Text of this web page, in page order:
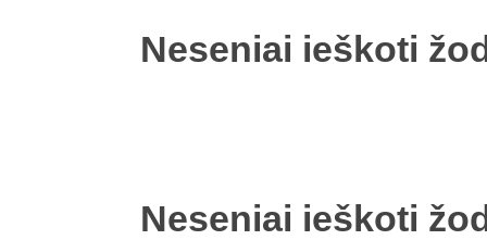
Neseniai ieškoti
Neseniai ieškoti